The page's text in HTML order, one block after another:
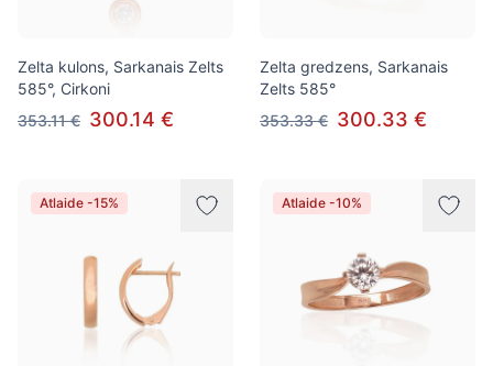
Zelta kulons, Sarkanais Zelts
585°, Cirkoni
353.11 € 300.14 €
Zelta gredzens, Sarkanais
Zelts 585°
353.33 € 300.33 €
Atlaide -15% Atlaide -10%